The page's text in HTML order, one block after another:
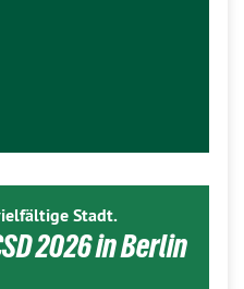
Stadt.
2026 in Berlin